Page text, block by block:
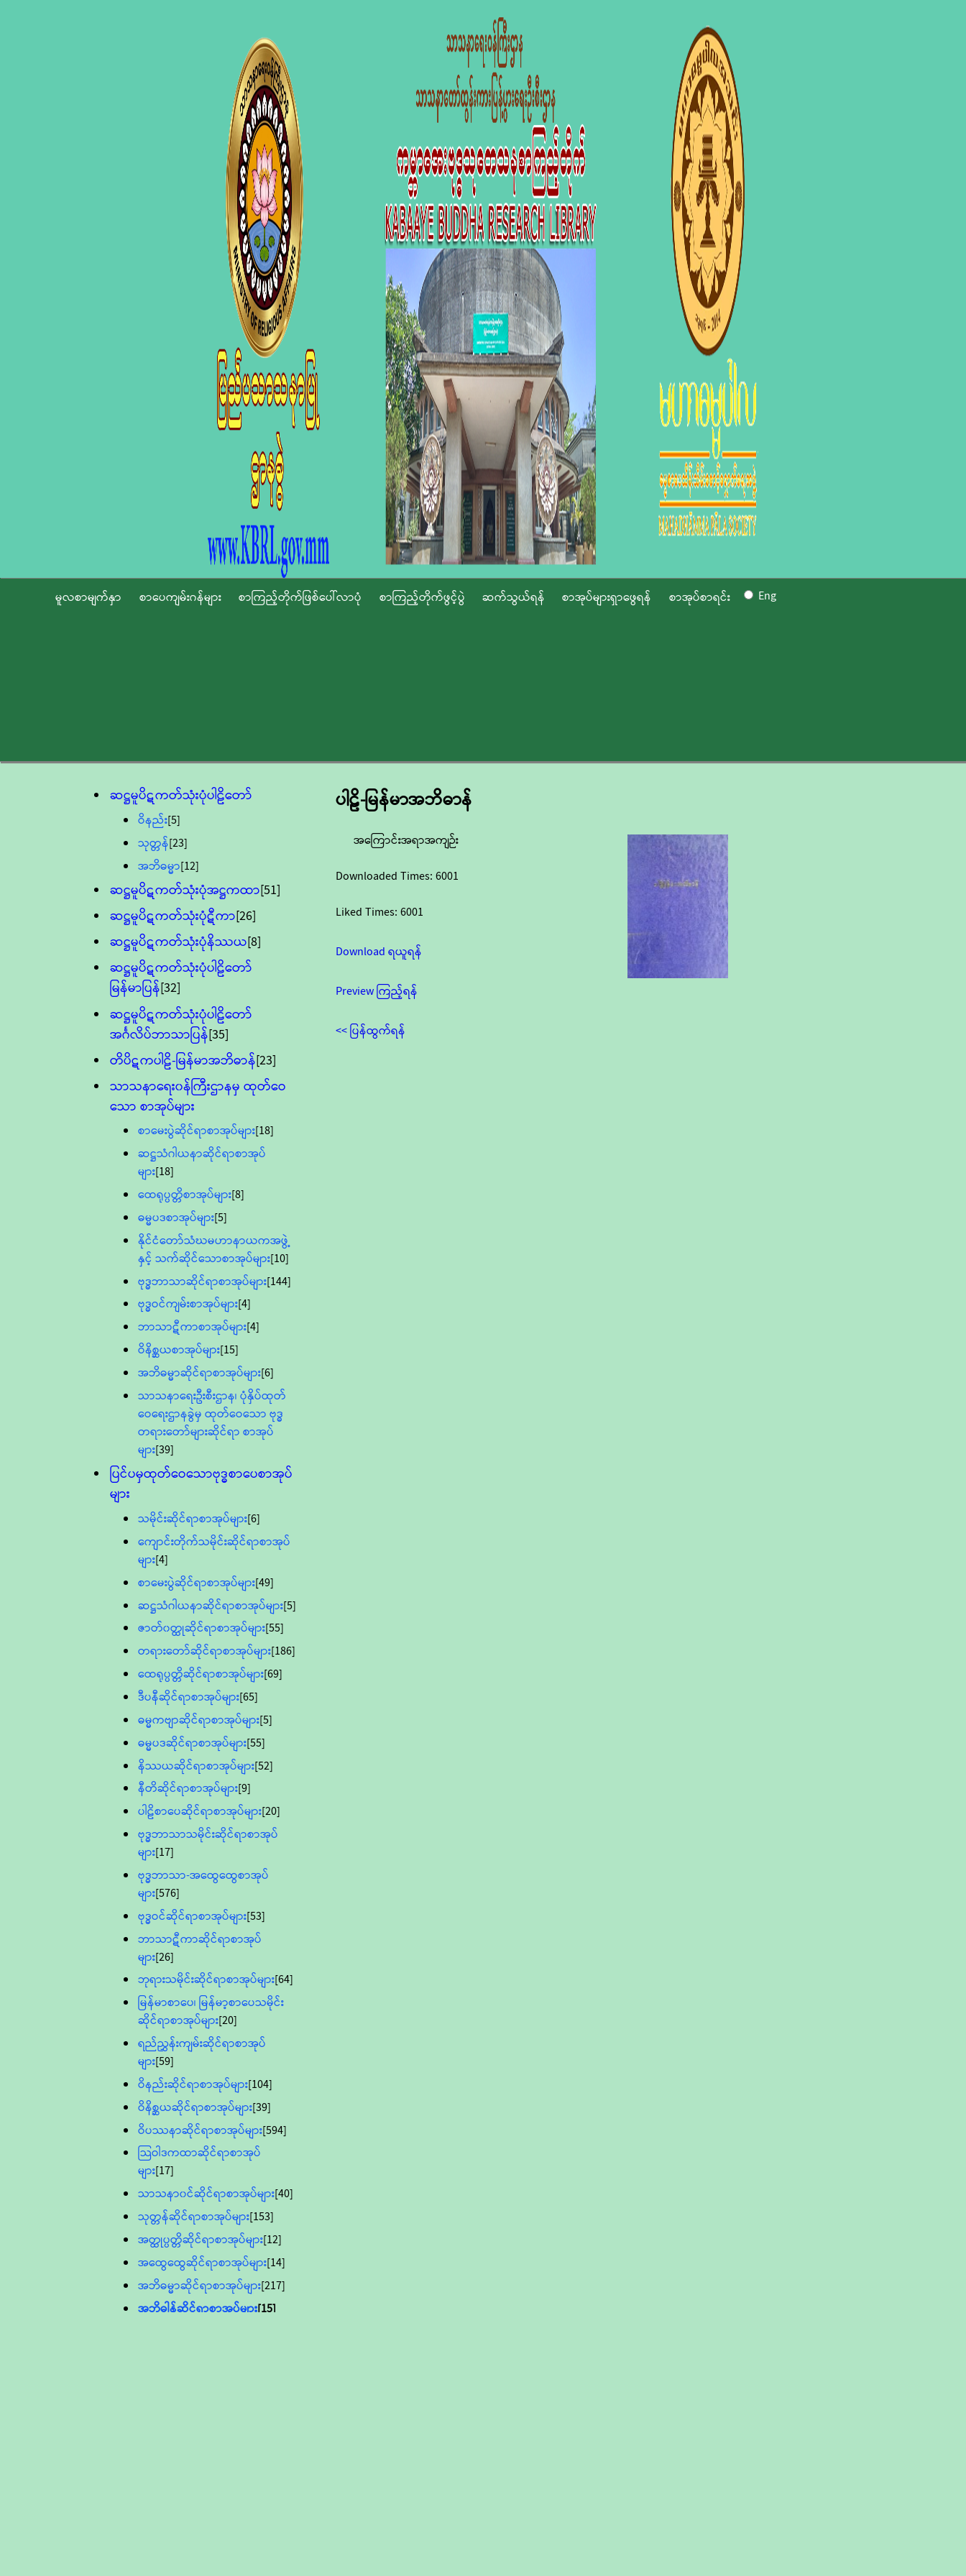
မူလစာမျက်နှာ စာပေကျမ်းဂန်များ စာကြည့်တိုက်ဖြစ်ပေါ်လာပုံ စာကြည့်တိုက်ဖွင့်ပွဲ ဆက်သွယ်ရန် စာအုပ်များရှာဖွေရန် စာအုပ်စာရင်း Eng
ဆဋ္ဌမူပိဋကတ်သုံးပုံပါဠိတော်
ဝိနည်း[5]
သုတ္တန်[23]
အဘိဓမ္မာ[12]
ဆဋ္ဌမူပိဋကတ်သုံးပုံအဋ္ဌကထာ[51]
ဆဋ္ဌမူပိဋကတ်သုံးပုံဋီကာ[26]
ဆဋ္ဌမူပိဋကတ်သုံးပုံနိဿယ[8]
ဆဋ္ဌမူပိဋကတ်သုံးပုံပါဠိတော်
မြန်မာပြန်[32]
ဆဋ္ဌမူပိဋကတ်သုံးပုံပါဠိတော်
အင်္ဂလိပ်ဘာသာပြန်[35]
တိပိဋကပါဠိ-မြန်မာအဘိဓာန်[23]
သာသနာရေး၀န်ကြီးဌာနမှ ထုတ်ဝေ
သော စာအုပ်များ
စာမေးပွဲဆိုင်ရာစာအုပ်များ[18]
ဆဋ္ဌသံဂါယနာဆိုင်ရာစာအုပ်
များ[18]
ထေရုပ္ပတ္တိစာအုပ်များ[8]
ဓမ္မပဒစာအုပ်များ[5]
နိုင်ငံတော်သံဃမဟာနာယကအဖွဲ့
နှင့် သက်ဆိုင်သောစာအုပ်များ[10]
ဗုဒ္ဓဘာသာဆိုင်ရာစာအုပ်များ[144]
ဗုဒ္ဓဝင်ကျမ်းစာအုပ်များ[4]
ဘာသာဋီကာစာအုပ်များ[4]
ဝိနိစ္ဆယစာအုပ်များ[15]
အဘိဓမ္မာဆိုင်ရာစာအုပ်များ[6]
သာသနာရေးဦးစီးဌာန၊ ပုံနှိပ်ထုတ်
ဝေရေးဌာနခွဲမှ ထုတ်ဝေသော ဗုဒ္ဓ
တရားတော်များဆိုင်ရာ စာအုပ်
များ[39]
ပြင်ပမှထုတ်ဝေသောဗုဒ္ဓစာပေစာအုပ်
များ
သမိုင်းဆိုင်ရာစာအုပ်များ[6]
ကျောင်းတိုက်သမိုင်းဆိုင်ရာစာအုပ်
များ[4]
စာမေးပွဲဆိုင်ရာစာအုပ်များ[49]
ဆဋ္ဌသံဂါယနာဆိုင်ရာစာအုပ်များ[5]
ဇာတ်၀တ္ထုဆိုင်ရာစာအုပ်များ[55]
တရားတော်ဆိုင်ရာစာအုပ်များ[186]
ထေရုပ္ပတ္တိဆိုင်ရာစာအုပ်များ[69]
ဒီပနီဆိုင်ရာစာအုပ်များ[65]
ဓမ္မကဗျာဆိုင်ရာစာအုပ်များ[5]
ဓမ္မပဒဆိုင်ရာစာအုပ်များ[55]
နိဿယဆိုင်ရာစာအုပ်များ[52]
နီတိဆိုင်ရာစာအုပ်များ[9]
ပါဠိစာပေဆိုင်ရာစာအုပ်များ[20]
ဗုဒ္ဓဘာသာသမိုင်းဆိုင်ရာစာအုပ်
များ[17]
ဗုဒ္ဓဘာသာ-အထွေထွေစာအုပ်
များ[576]
ဗုဒ္ဓဝင်ဆိုင်ရာစာအုပ်များ[53]
ဘာသာဋီကာဆိုင်ရာစာအုပ်
များ[26]
ဘုရားသမိုင်းဆိုင်ရာစာအုပ်များ[64]
မြန်မာစာပေ၊ မြန်မာ့စာပေသမိုင်း
ဆိုင်ရာစာအုပ်များ[20]
ရည်ညွှန်းကျမ်းဆိုင်ရာစာအုပ်
များ[59]
ဝိနည်းဆိုင်ရာစာအုပ်များ[104]
ဝိနိစ္ဆယဆိုင်ရာစာအုပ်များ[39]
ဝိပဿနာဆိုင်ရာစာအုပ်များ[594]
သြဝါဒကထာဆိုင်ရာစာအုပ်
များ[17]
သာသနာ၀င်ဆိုင်ရာစာအုပ်များ[40]
သုတ္တန်ဆိုင်ရာစာအုပ်များ[153]
အတ္ထုပ္ပတ္တိဆိုင်ရာစာအုပ်များ[12]
အထွေထွေဆိုင်ရာစာအုပ်များ[14]
အဘိဓမ္မာဆိုင်ရာစာအုပ်များ[217]
အဘိဓါန်ဆိုင်ရာစာအုပ်များ[15]
ပါဠိ-မြန်မာအဘိဓာန်
အကြောင်းအရာအကျဉ်း
Downloaded Times: 6001
Liked Times: 6001
Download ရယူရန်
Preview ကြည့်ရန်
<< ပြန်ထွက်ရန်